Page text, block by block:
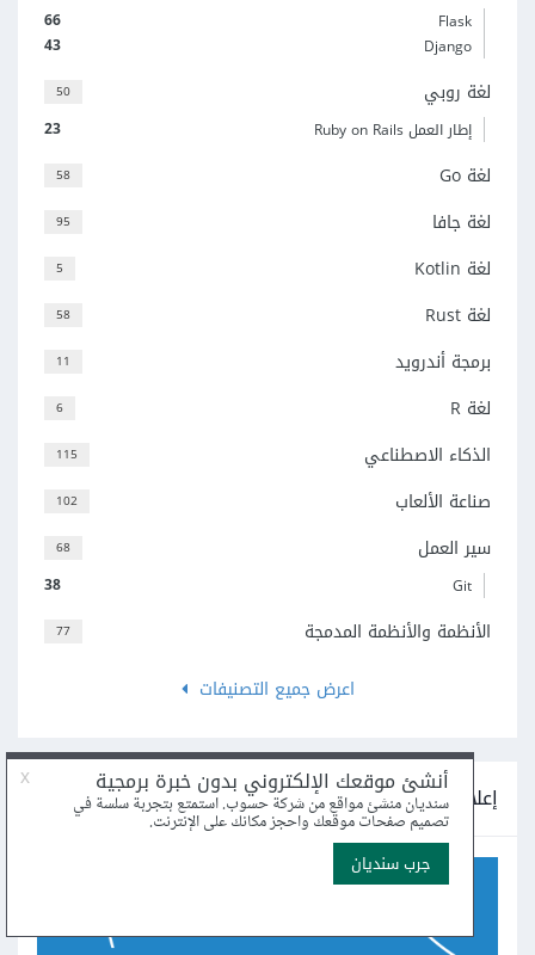
66
Flask
43
Django
50 لغة روبي
23 إطار العمل Ruby on Rails
58 لغة Go
95 لغة جافا
5 لغة Kotlin
58 لغة Rust
11 برمجة أندرويد
6 لغة R
115 الذكاء الاصطناعي
102 صناعة الألعاب
68 سير العمل
38 Git
77
الأنظمة والأنظمة المدمجة
اعرض جميع التصنيفات
إعلانات